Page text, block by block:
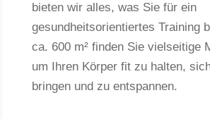
bieten wir alles, was Sie für ein
gesundheitsorientiertes Training
ca. 600 m² finden Sie vielseitige
um Ihren Körper fit zu halten,
bringen und zu entspannen.